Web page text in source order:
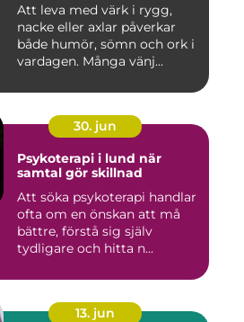
Att leva med värk i rygg,
nacke eller axlar påverkar
både humör, sömn och ork i
vardagen. Många vänj...
30. jun
Psykoterapi i lund när
samtal gör skillnad
Att söka psykoterapi handlar
ofta om en önskan att må
bättre, förstå sig själv
tydligare och hitta n...
13. jun